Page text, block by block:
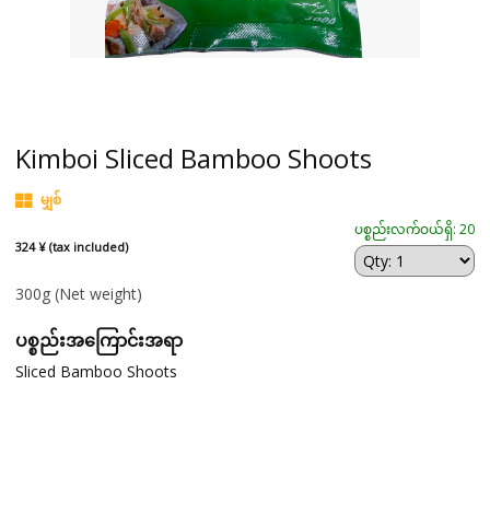
Kimboi Sliced Bamboo Shoots
မျှစ်
324 ¥ (tax included)
ပစ္စည်းလက်ဝယ်ရှိ: 20
300g (Net weight)
ပစ္စည်းအကြောင်းအရာ
Sliced Bamboo Shoots